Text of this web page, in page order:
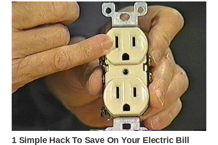
WN
BEKASI
WN
BOGOR
TAPANULI